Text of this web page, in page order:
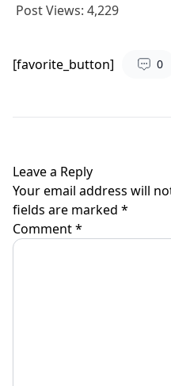
Post Views: 4,229
[favorite_button] 0
Leave a Reply
Your email address will
fields are marked *
Comment*